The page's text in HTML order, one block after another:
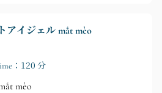
アイジェル mắt mèo
：120 分
mèo